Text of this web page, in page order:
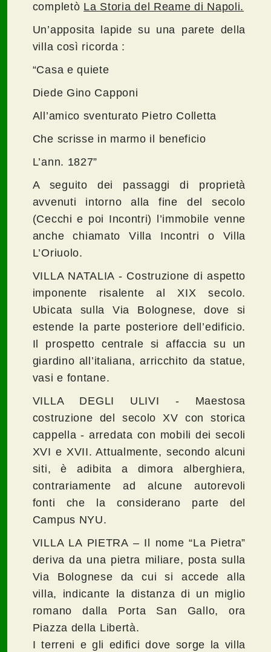
completò La Storia del Reame di Napoli.
Un’apposita lapide su una parete della
villa così ricorda :
“Casa e quiete
Diede Gino Capponi
All’amico sventurato Pietro Colletta
Che scrisse in marmo il beneficio
L’ann. 1827”
A seguito dei passaggi di proprietà
avvenuti intorno alla fine del secolo
(Cecchi e poi Incontri) l’immobile venne
anche chiamato Villa Incontri o Villa
L’Oriuolo.
VILLA NATALIA - Costruzione di aspetto
imponente risalente al XIX secolo.
Ubicata sulla Via Bolognese, dove si
estende la parte posteriore dell’edificio.
Il prospetto centrale si affaccia su un
giardino all’italiana, arricchito da statue,
vasi e fontane.
VILLA DEGLI ULIVI - Maestosa
costruzione del secolo XV con storica
cappella - arredata con mobili dei secoli
XVI e XVII. Attualmente, secondo alcuni
siti, è adibita a dimora alberghiera,
contrariamente ad alcune autorevoli
fonti che la considerano parte del
Campus NYU.
VILLA LA PIETRA – Il nome “La Pietra”
deriva da una pietra miliare, posta sulla
Via Bolognese da cui si accede alla
villa, indicante la distanza di un miglio
romano dalla Porta San Gallo, ora
Piazza della Libertà.
I terreni e gli edifici dove sorge la villa